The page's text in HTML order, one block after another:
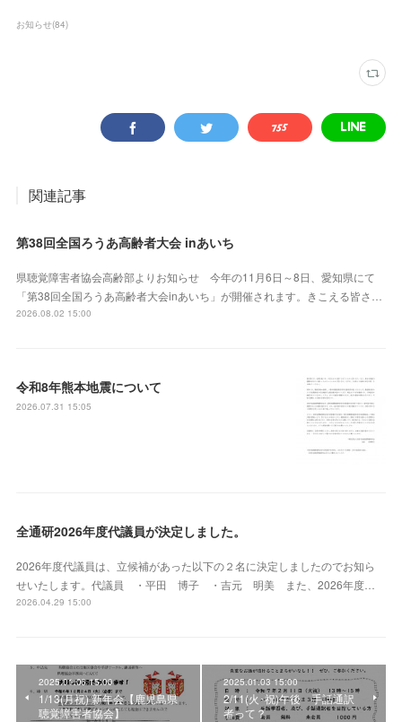
お知らせ(84)
関連記事
第38回全国ろうあ高齢者大会 inあいち
県聴覚障害者協会高齢部よりお知らせ 今年の11月6日～8日、愛知県にて
「第38回全国ろうあ高齢者大会inあいち」が開催されます。きこえる皆さ…
2026.08.02 15:00
令和8年熊本地震について
2026.07.31 15:05
全通研2026年度代議員が決定しました。
2026年度代議員は、立候補があった以下の２名に決定しましたのでお知ら
せいたします。代議員 ・平田 博子 ・吉元 明美 また、2026年度…
2026.04.29 15:00
2025.01.06 15:00
1/13(月祝) 新年会【鹿児島県
聴覚障害者協会】
2025.01.03 15:00
2/11(火･祝)午後 手話通訳
者って？